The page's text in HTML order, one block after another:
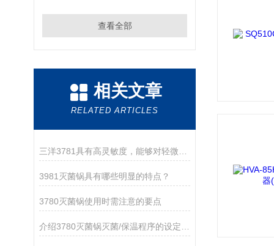
查看全部
相关文章
RELATED ARTICLES
3981灭菌锅具有哪些明显的特点？
3780灭菌锅使用时需注意的要点